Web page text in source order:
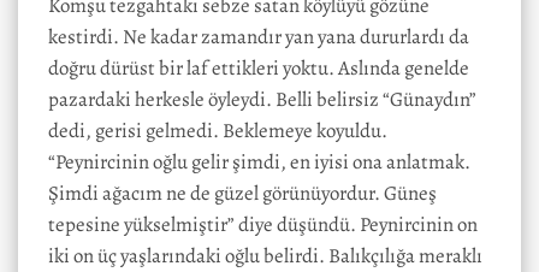
kestirdi. Ne kadar zamandır yan yana dururlardı da
doğru dürüst bir laf ettikleri yoktu. Aslında genelde
pazardaki herkesle öyleydi. Belli belirsiz “Günaydın”
dedi, gerisi gelmedi. Beklemeye koyuldu.
“Peynircinin oğlu gelir şimdi, en iyisi ona anlatmak.
Şimdi ağacım ne de güzel görünüyordur. Güneş
tepesine yükselmiştir” diye düşündü. Peynircinin on
iki on üç yaşlarındaki oğlu belirdi. Balıkçılığa meraklı